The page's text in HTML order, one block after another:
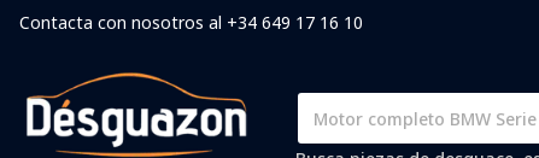
Contacta con nosotros al +34 649 17 16 10